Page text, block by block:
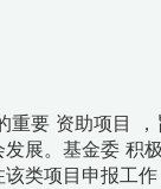
重要 资助项目
发展。基金委 积
该类项目申报工